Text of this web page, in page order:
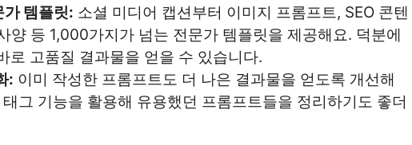
템플릿: 소셜 미디어 캡션부터 이미지 프롬프트, SEO 콘텐
양 등 1,000가지가 넘는 전문가 템플릿을 제공해요. 덕분에
로 고품질 결과물을 얻을 수 있습니다.
: 이미 작성한 프롬프트도 더 나은 결과물을 얻도록 개선해
그 기능을 활용해 유용했던 프롬프트들을 정리하기도 좋더